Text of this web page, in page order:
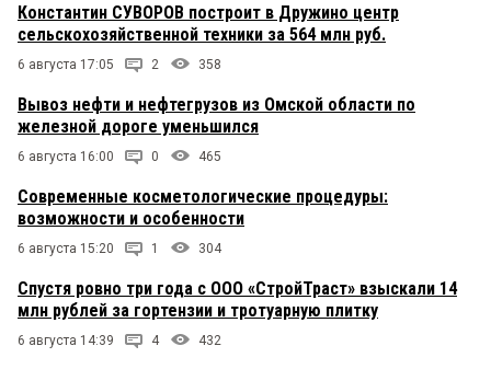
Константин СУВОРОВ построит в Дружино центр
сельскохозяйственной техники за 564 млн руб.
6 августа 17:05 2 358
Вывоз нефти и нефтегрузов из Омской области по
железной дороге уменьшился
6 августа 16:00 0 465
Современные косметологические процедуры:
возможности и особенности
6 августа 15:20 1 304
Спустя ровно три года с ООО «СтройТраст» взыскали 14
млн рублей за гортензии и тротуарную плитку
6 августа 14:39 4 432